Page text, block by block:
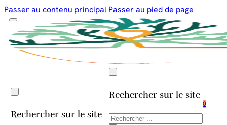
Passer au contenu principal Passer au pied de page
Rechercher sur le site
Rechercher
0
Rechercher sur le site